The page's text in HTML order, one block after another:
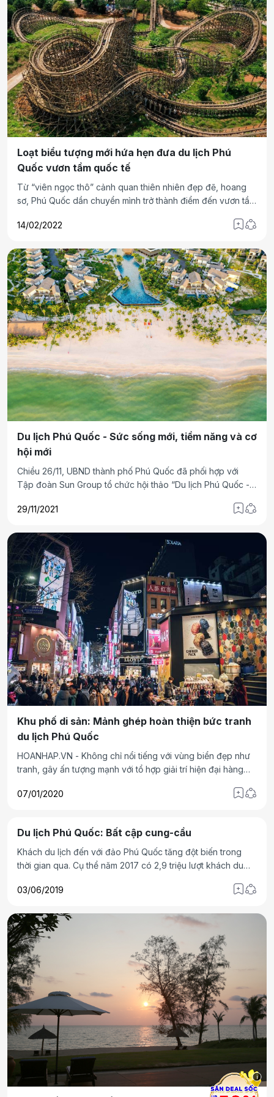
Loạt biểu tượng mới hứa hẹn đưa du lịch Phú
Quốc vươn tầm quốc tế
Từ “viên ngọc thô” cảnh quan thiên nhiên đẹp đẽ, hoang
sơ, Phú Quốc dần chuyển mình trở thành điểm đến vươn tầm
cấp.
14/02/2022
Du lịch Phú Quốc - Sức sống mới, tiềm năng và cơ
hội mới
Chiều 26/11, UBND thành phố Phú Quốc đã phối hợp với
Tập đoàn Sun Group tổ chức hội thảo “Du lịch Phú Quốc -
chức tại khu nghỉ dưỡng New World Phu Quoc Resort và
29/11/2021
Khu phố di sản: Mảnh ghép hoàn thiện bức tranh
du lịch Phú Quốc
HOANHAP.VN - Không chỉ nổi tiếng với vùng biển đẹp như
tranh, gây ấn tượng mạnh với tổ hợp giải trí hiện đại hàng
đây, khu phố di sản tại Nam đảo Ngọc sẽ là “mảnh ghép”
07/01/2020
Du lịch Phú Quốc: Bất cập cung-cầu
Khách du lịch đến với đảo Phú Quốc tăng đột biến trong
thời gian qua. Cụ thể năm 2017 có 2,9 triệu lượt khách du
Phú Quốc đón tới 4 triệu lượt khách du lịch (tăng 36%)
03/06/2019
i